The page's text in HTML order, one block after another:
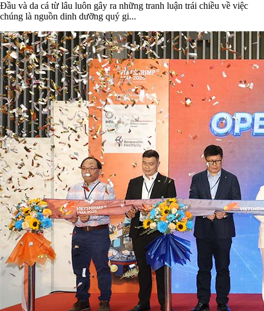
Đầu và da cá từ lâu luôn gây ra những tranh luận trái chiều về việc
chúng là nguồn dinh dưỡng quý gi...